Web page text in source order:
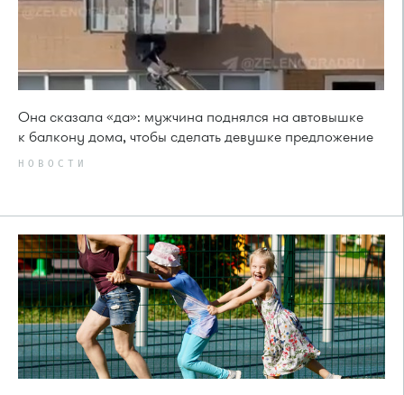
Она сказала «да»: мужчина поднялся на автовышке
к балкону дома, чтобы сделать девушке предложение
НОВОСТИ